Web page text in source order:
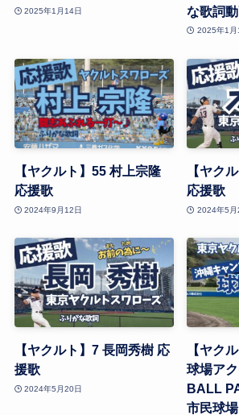
2025年1月14日
な歌詞動
2025年1月
【ヤクルト】55 村上宗隆
応援歌
2024年9月12日
【ヤク
応援歌
2024年5月
【ヤクルト】7 長岡秀樹 応
援歌
2024年5月20日
【ヤク
球場ア
BALL
市民球場